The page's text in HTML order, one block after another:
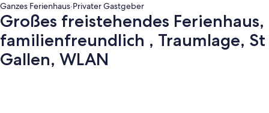
Ganzes Ferienhaus·Privater Gastgeber
Großes freistehendes Ferienhaus,
familienfreundlich , Traumlage, St
Gallen, WLAN